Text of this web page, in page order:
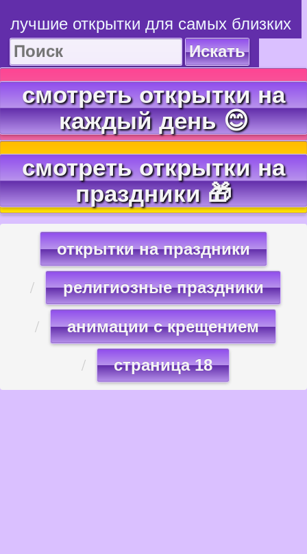
лучшие открытки для самых близких
Искать
смотреть открытки на
каждый день 😊
смотреть открытки на
праздники 🎁
открытки на праздники
религиозные праздники
анимации с крещением
страница 18